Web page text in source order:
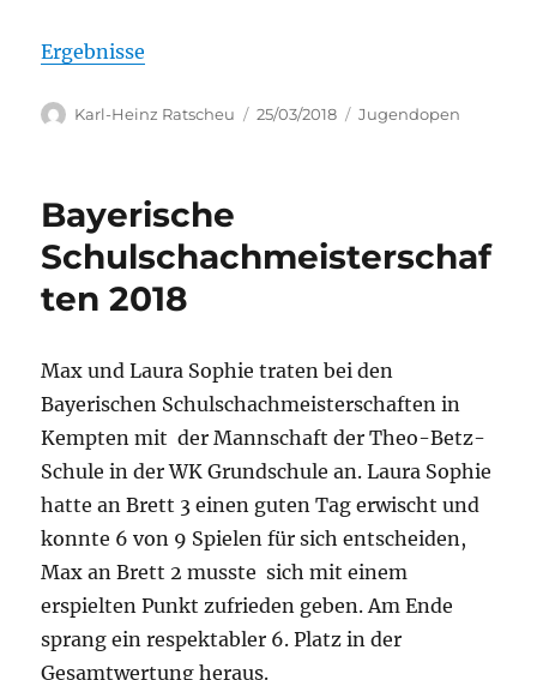
Ergebnisse
Autor
Karl-Heinz Ratscheu
Veröffentlicht
25/03/2018 Kategorien
Jugendopen
Bayerische
Schulschachmeisterschaf
ten 2018
Max und Laura Sophie traten bei den
Bayerischen Schulschachmeisterschaften in
Kempten mit der Mannschaft der Theo-Betz-
Schule in der WK Grundschule an. Laura Sophie
hatte an Brett 3 einen guten Tag erwischt und
konnte 6 von 9 Spielen für sich entscheiden,
Max an Brett 2 musste sich mit einem
erspielten Punkt zufrieden geben. Am Ende
sprang ein respektabler 6. Platz in der
Gesamtwertung heraus.